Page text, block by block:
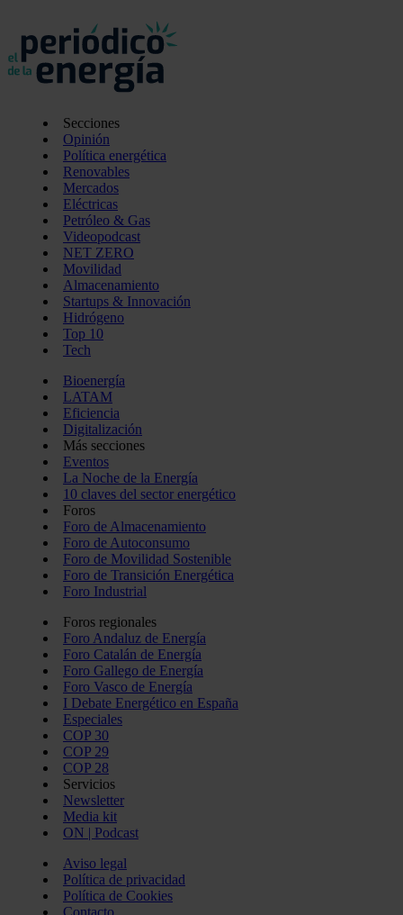
Secciones
Opinión
Política energética
Renovables
Mercados
Eléctricas
Petróleo & Gas
Videopodcast
NET ZERO
Movilidad
Almacenamiento
Startups & Innovación
Hidrógeno
Top 10
Tech
Bioenergía
LATAM
Eficiencia
Digitalización
Más secciones
Eventos
La Noche de la Energía
10 claves del sector energético
Foros
Foro de Almacenamiento
Foro de Autoconsumo
Foro de Movilidad Sostenible
Foro de Transición Energética
Foro Industrial
Foros regionales
Foro Andaluz de Energía
Foro Catalán de Energía
Foro Gallego de Energía
Foro Vasco de Energía
I Debate Energético en España
Especiales
COP 30
COP 29
COP 28
Servicios
Newsletter
Media kit
ON | Podcast
Aviso legal
Política de privacidad
Política de Cookies
Contacto